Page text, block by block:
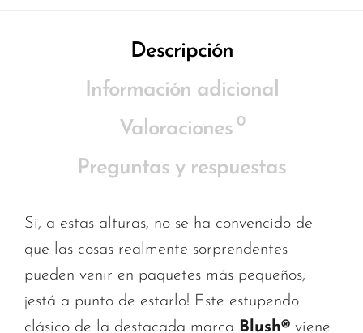
Descripción
Información adicional
Valoraciones 0
Preguntas y respuestas
Si, a estas alturas, no se ha convencido de
que las cosas realmente sorprendentes
pueden venir en paquetes más pequeños,
¡está a punto de estarlo! Este estupendo
clásico de la destacada marca Blush® viene